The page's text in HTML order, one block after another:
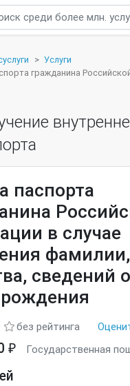
Услуги
гражданина
паспорта
в случае
сведений
без рейтинга
₽ Государственная